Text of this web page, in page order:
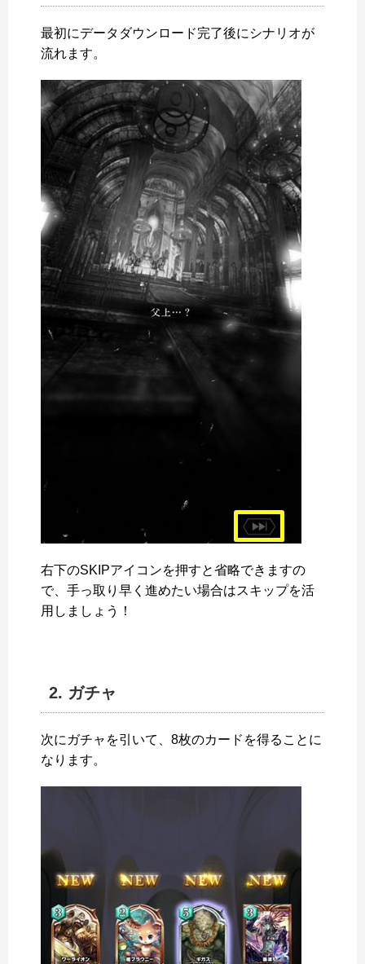
最初にデータダウンロード完了後にシナリオが
流れます。
右下のSKIPアイコンを押すと省略できますの
で、手っ取り早く進めたい場合はスキップを活
用しましょう！
2. ガチャ
次にガチャを引いて、8枚のカードを得ることに
なります。